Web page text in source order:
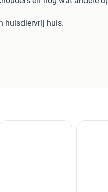
huisdiervrij huis.